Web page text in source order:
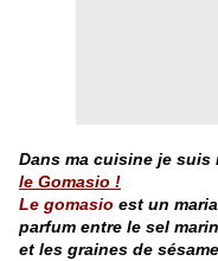
Dans ma cuisine je
le Gomasio !
Le gomasio est un
parfum entre le sel marin
et les graines de